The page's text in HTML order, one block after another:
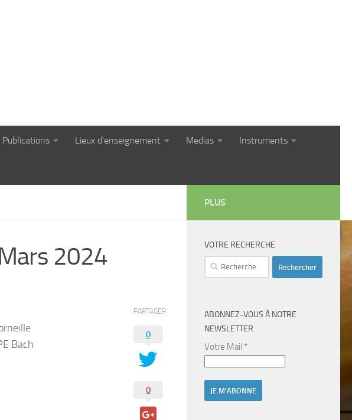
Publications Lieux d’enseignement Medias Instruments
2024
Bach
PARTAGER
0
0
PLUS
VOTRE RECHERCHE
Rechercher :
ABONNEZ-VOUS À NOTRE
NEWSLETTER
Votre Mail *